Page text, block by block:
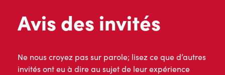
Avis des invités
Ne nous croyez pas sur parole; lisez ce que d’autres
invités ont eu à dire au sujet de leur expérience